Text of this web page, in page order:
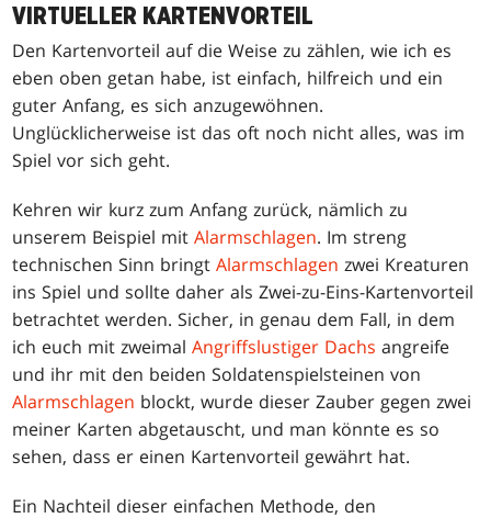
VIRTUELLER KARTENVORTEIL
Den Kartenvorteil auf die Weise zu zählen, wie ich es
eben oben getan habe, ist einfach, hilfreich und ein
guter Anfang, es sich anzugewöhnen.
Unglücklicherweise ist das oft noch nicht alles, was im
Spiel vor sich geht.
Kehren wir kurz zum Anfang zurück, nämlich zu
unserem Beispiel mitAlarmschlagen. Im streng
technischen Sinn bringtAlarmschlagen zwei Kreaturen
ins Spiel und sollte daher als Zwei-zu-Eins-Kartenvorteil
betrachtet werden. Sicher, in genau dem Fall, in dem
ich euch mit zweimalAngriffslustiger Dachs angreife
und ihr mit den beiden Soldatenspielsteinen von
Alarmschlagen blockt, wurde dieser Zauber gegen zwei
meiner Karten abgetauscht, und man könnte es so
sehen, dass er einen Kartenvorteil gewährt hat.
Ein Nachteil dieser einfachen Methode, den